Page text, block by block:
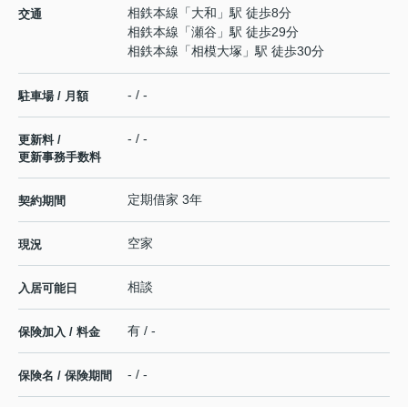
交通 相鉄本線 「大和 」駅 徒歩8分
相鉄本線 「瀬谷 」駅 徒歩29分
相鉄本線 「相模大塚 」駅 徒歩30分
駐車場 / 月額 - / -
更新料 /
更新事務手数料
- / -
契約期間 定期借家 3年
現況 空家
入居可能日 相談
保険加入 / 料金 有 / -
保険名 / 保険期間 - / -